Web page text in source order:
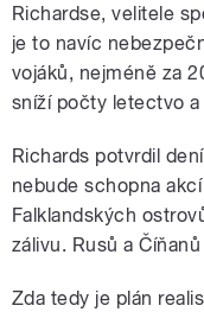
Richardse, velitele
je to navíc
vojáků, nejméně za
sníží počty letectvo
Richards potvrdil
nebude schopna
Falklandských
zálivu. Rusů a
Zda tedy je plán